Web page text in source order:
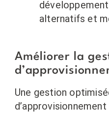
alternatifs et
Améliorer la
Une gestion